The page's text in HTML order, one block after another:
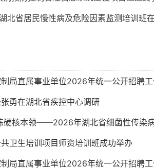
北省居民慢性病及危险因素监测培训班
局直属事业单位2026年统一公开招聘
勇在湖北省疾控中心调研
硬核本领——2026年湖北省细菌性传染
卫生培训项目师资培训班成功举办
局直属事业单位2026年统一公开招聘